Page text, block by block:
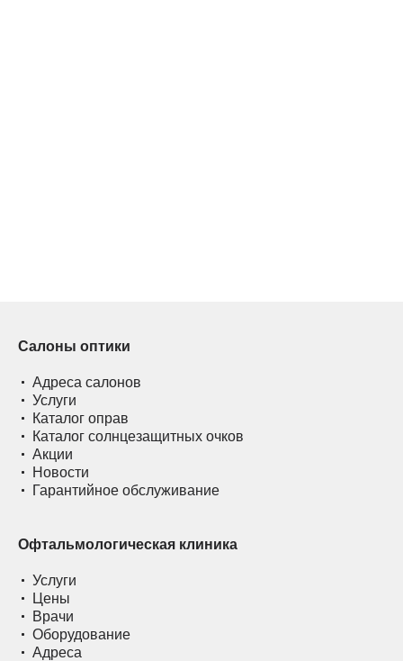
Салоны оптики
Адреса салонов
Услуги
Каталог оправ
Каталог солнцезащитных очков
Акции
Новости
Гарантийное обслуживание
Офтальмологическая клиника
Услуги
Цены
Врачи
Оборудование
Адреса